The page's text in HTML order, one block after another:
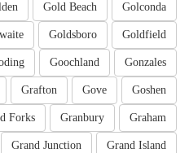
Golconda
Gold Beach
Goldfield
Goldsboro
Gonzales
Goochland
Goshen
Gove
Grafton
Graham
Granbury
Forks
Grand Island
Grand Junction